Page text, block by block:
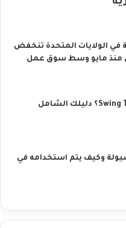
في الولايات المتحدة تنخفض
منذ مايو وسط سوق عمل
ما هو الـ Swing Trading؟ دليلك الشامل
وكيف يتم استخدامه في